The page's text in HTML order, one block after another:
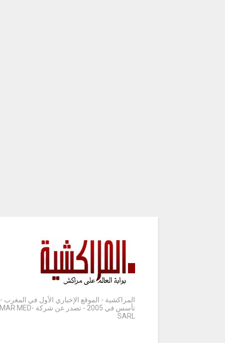
المراكشية - الموقع الإخباري الأول في المغرب -
تأسس في 2005 - تصدر عن شركة IMAR MED-
SARL